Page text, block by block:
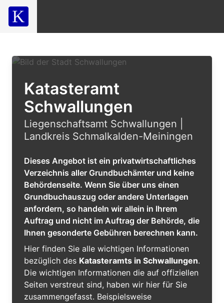
Katasteramt
Schwallungen
Liegenschaftsamt Schwallungen |
Landkreis Schmalkalden-Meiningen
Dieses Angebot ist ein privatwirtschaftliches
Verzeichnis aller Grundbuchämter und keine
Behördenseite. Wenn Sie über uns einen
Grundbuchauszug oder andere Unterlagen
anfordern, so handeln wir allein in Ihrem
Auftrag und nicht im Auftrag der Behörde, die
Ihnen gesonderte Gebühren berechnen kann.
Hier finden Sie alle wichtigen Informationen
bezüglich des Katasteramts in Schwallungen.
Die wichtigen Informationen die auf offiziellen
Seiten verstreut sind, haben wir hier für Sie
zusammengefasst. Beispielsweise